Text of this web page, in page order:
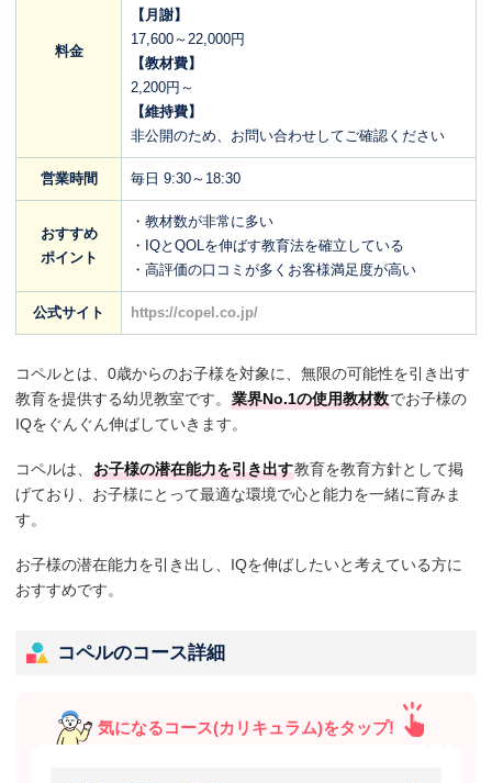
料金
【月謝】
17,600～22,000円
【教材費】
2,200円～
【維持費】
非公開のため、お問い合わせしてご確認ください
営業時間 毎日 9:30～18:30
おすすめ
ポイント
・教材数が非常に多い
・IQとQOLを伸ばす教育法を確立している
・高評価の口コミが多くお客様満足度が高い
公式サイト https://copel.co.jp/
コペルとは、0歳からのお子様を対象に、無限の可能性を引き出す
教育を提供する幼児教室です。 業界No.1の使用教材数でお子様の
IQをぐんぐん伸ばしていきます。
コペルは、 お子様の潜在能力を引き出す教育を教育方針として掲
げており、お子様にとって最適な環境で心と能力を一緒に育みま
す。
お子様の潜在能力を引き出し、IQを伸ばしたいと考えている方に
おすすめです。
コペルのコース詳細
気になるコース(カリキュラム)をタップ!